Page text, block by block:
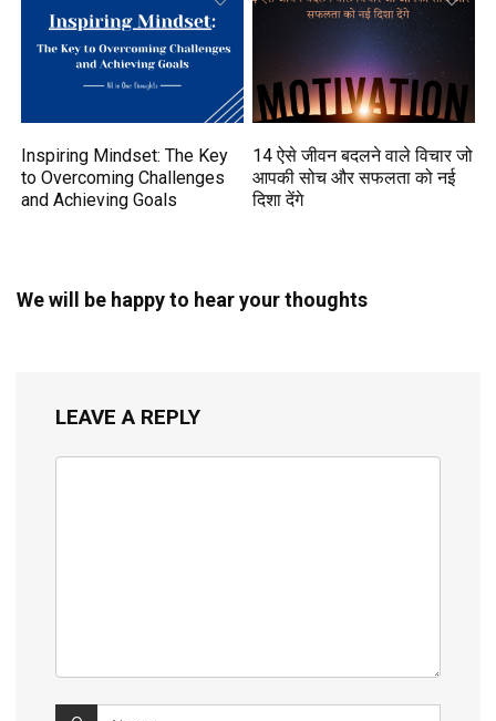
Inspiring Mindset: The Key
to Overcoming Challenges
and Achieving Goals
14 ऐसे जीवन बदलने वाले विचार जो
आपकी सोच और सफलता को नई
दिशा देंगे
We will be happy to hear your thoughts
LEAVE A REPLY